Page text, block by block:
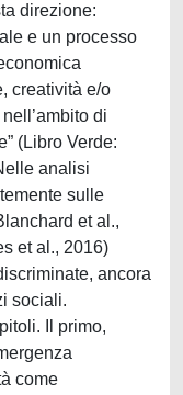
direzione:
e un processo
creatività e/o
di
(Libro Verde:
analisi
sulle
et al.,
et al., 2016)
ancora
sociali.
Il primo,
come